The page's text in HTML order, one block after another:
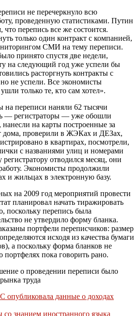
не перечеркнуло всю
проведенную статистиками. Путин
перепись все же состоится.
только один контракт с компанией,
СМИ на тему переписи.
принято спустя две недели,
на следующий год уже успели бы
расторгнуть контракты с
не успели. Все экономисты
только те, кто сам хотел».
на переписи наняли 62 тысячи
— регистраторы — уже обошли
на карты построенные за
дома, проверили в ЖЭКах и ДЕЗах,
в квартирах, посмотрели,
с названиями улиц и номерами
отводился месяц, они
Экономисты продолжили
и жильцах в электронную базу.
на 2009 год мероприятий провести
планировал начать тиражировать
поскольку перепись была
не утвердило форму бланка.
портфели переписчиков: размер
исходя из качества бумаги
а поскольку форма бланков не
портфелях пока говорить рано.
о проведении переписи было
труда
опубликовала данные о доходах
знанием иностранного языка